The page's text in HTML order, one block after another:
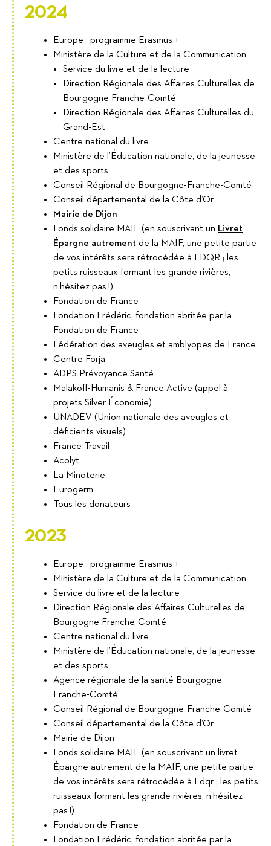
2024
Europe : programme Erasmus +
Ministère de la Culture et de la Communication
Service du livre et de la lecture
Direction Régionale des Affaires Culturelles de
Bourgogne Franche-Comté
Direction Régionale des Affaires Culturelles du
Grand-Est
Centre national du livre
Ministère de l’Éducation nationale, de la jeunesse
et des sports
Conseil Régional de Bourgogne-Franche-Comté
Conseil départemental de la Côte d’Or
Mairie de Dijon
Fonds solidaire MAIF (en souscrivant un Livret
Épargne autrement de la MAIF, une petite partie
de vos intérêts sera rétrocédée à LDQR ; les
petits ruisseaux formant les grande rivières,
n’hésitez pas !)
Fondation de France
Fondation Frédéric, fondation abritée par la
Fondation de France
Fédération des aveugles et amblyopes de France
Centre Forja
ADPS Prévoyance Santé
Malakoff-Humanis & France Active (appel à
projets Silver Économie)
UNADEV (Union nationale des aveugles et
déficients visuels)
France Travail
Acolyt
La Minoterie
Eurogerm
Tous les donateurs
2023
Europe : programme Erasmus +
Ministère de la Culture et de la Communication
Service du livre et de la lecture
Direction Régionale des Affaires Culturelles de
Bourgogne Franche-Comté
Centre national du livre
Ministère de l’Éducation nationale, de la jeunesse
et des sports
Agence régionale de la santé Bourgogne-
Franche-Comté
Conseil Régional de Bourgogne-Franche-Comté
Conseil départemental de la Côte d’Or
Mairie de Dijon
Fonds solidaire MAIF (en souscrivant un livret
Épargne autrement de la MAIF, une petite partie
de vos intérêts sera rétrocédée à Ldqr ; les petits
ruisseaux formant les grande rivières, n’hésitez
pas !)
Fondation de France
Fondation Frédéric, fondation abritée par la